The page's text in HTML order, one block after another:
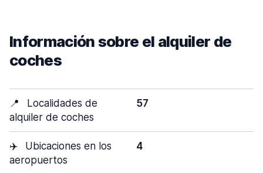
Información sobre el alquiler de
coches
📍
Localidades de
alquiler de coches
57
✈️
Ubicaciones en los
aeropuertos
4